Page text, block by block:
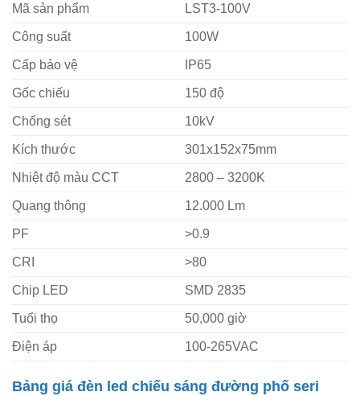
Mã sản phẩm LST3-100V
Công suất 100W
Cấp bảo vệ IP65
Gốc chiếu 150 độ
Chống sét 10kV
Kích thước 301x152x75mm
Nhiệt độ màu CCT 2800 – 3200K
Quang thông 12.000 Lm
PF >0.9
CRI >80
Chip LED SMD 2835
Tuổi thọ 50,000 giờ
Điện áp 100-265VAC
Bảng giá đèn led chiếu sáng đường phố seri